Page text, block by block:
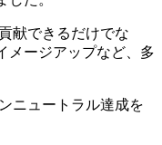
献できるだけでな
メージアップなど、多
ニュートラル達成を